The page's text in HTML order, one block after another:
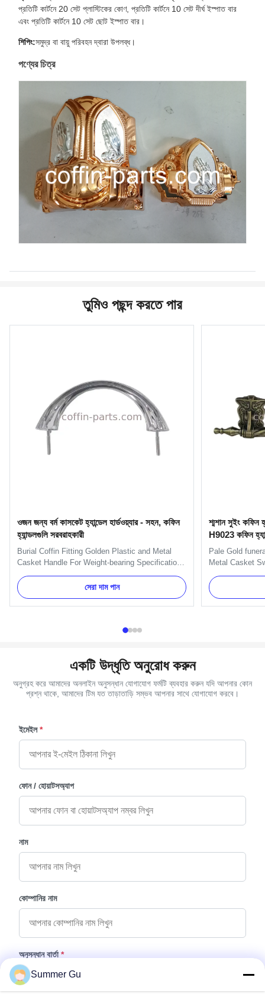
প্রতিটি কার্টনে 20 সেট প্লাস্টিকের কোণ, প্রতিটি কার্টনে 10 সেট দীর্ঘ ইস্পাত বার
এবং প্রতিটি কার্টনে 10 সেট ছোট ইস্পাত বার।
শিপিং:সমুদ্র বা বায়ু পরিবহন দ্বারা উপলব্ধ।
পণ্যের চিত্র
তুমিও পছন্দ করতে পার
ওজন জন্য বর্ম কাসকেট হ্যান্ডেল হার্ডওয়্যার - সহন, কফিন
হ্যান্ডলগুলি সরবরাহকারী
Burial Coffin Fitting Golden Plastic and Metal
Casket Handle For Weight-bearing Specification:
and nuts. And we can pack as Clients' request.
Item Name TX-Model H9020 Material Plastic and
Metal Color Gold, silver, copper, as your order
সেরা দাম পান
শ্মশান সুইং কফিন
H9023 কফিন
Pale Gold
Metal Casket
H9023 handle
decorate the
TX-Model
একটি উদ্ধৃতি অনুরোধ করুন
অনুগ্রহ করে আমাদের অনলাইন অনুসন্ধান যোগাযোগ ফর্মটি ব্যবহার করুন যদি আপনার কোন
প্রশ্ন থাকে, আমাদের টিম যত তাড়াতাড়ি সম্ভব আপনার সাথে যোগাযোগ করবে।
ইমেইল *
ফোন / হোয়াটসঅ্যাপ
নাম
কোম্পানির নাম
অনুসন্ধান বার্তা *
Summer Gu